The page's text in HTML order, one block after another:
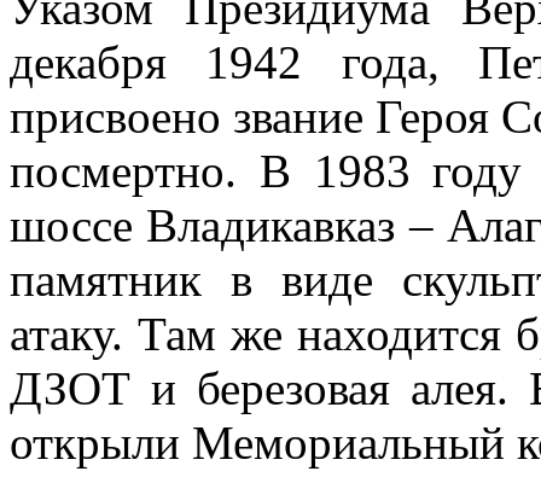
декабря 1942 года,
присвоено звание Героя
посмертно. В 1983
шоссе Владикавказ –
памятник в виде
атаку. Там же находится
ДЗОТ и березовая
открыли Мемориальный